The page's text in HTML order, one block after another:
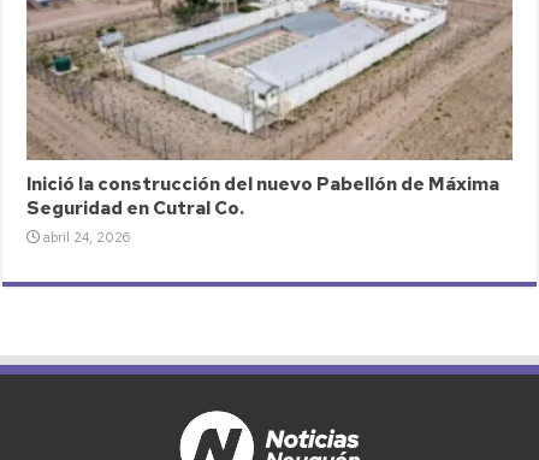
Inició la construcción del nuevo Pabellón de Máxima
Seguridad en Cutral Co.
abril 24, 2026